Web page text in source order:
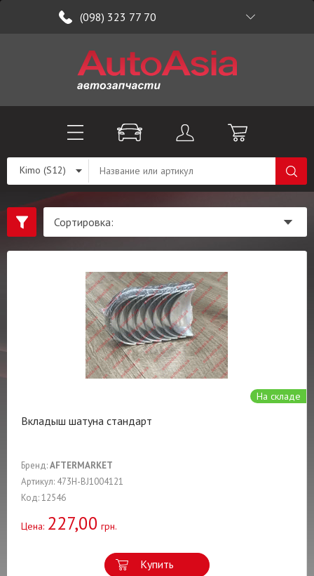
(098) 323 77 70
Kimo (S12)
На складе
Вкладыш шатуна стандарт
Бренд:AFTERMARKET
Артикул: 473H-BJ1004121
Код: 12546
Цена: 227,00 грн.
Купить